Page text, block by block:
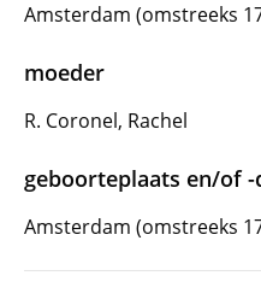
Amsterdam (omstreeks
moeder
R. Coronel, Rachel
geboorteplaats en/of
Amsterdam (omstreeks